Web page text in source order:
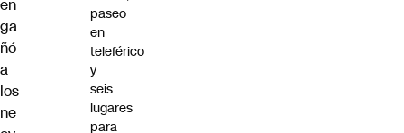
en
ga
ñó
a
los
ne
paseo
en
teleférico
y
seis
lugares
para